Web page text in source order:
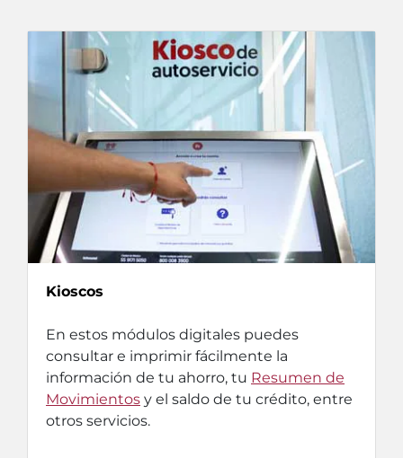
Kioscos
En estos módulos digitales puedes
consultar e imprimir fácilmente la
información de tu ahorro, tu Resumen de
Movimientos y el saldo de tu crédito, entre
otros servicios.